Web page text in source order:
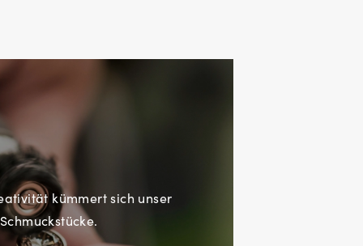
kümmert sich unser